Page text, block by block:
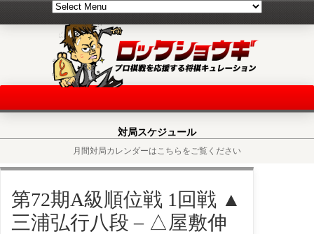
対局スケジュール
月間対局カレンダーはこちらをご覧ください
第72期A級順位戦 1回戦 ▲
三浦弘行八段 – △屋敷伸